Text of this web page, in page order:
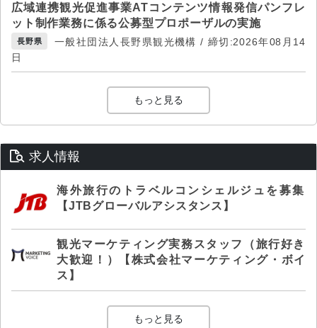
広域連携観光促進事業ATコンテンツ情報発信パンフレ
ット制作業務に係る公募型プロポーザルの実施
長野県
一般社団法人長野県観光機構 / 締切:2026年08月14
日
もっと見る
求人情報
海外旅行のトラベルコンシェルジュを募集
【JTBグローバルアシスタンス】
観光マーケティング実務スタッフ（旅行好き
大歓迎！）【株式会社マーケティング・ボイ
ス】
もっと見る